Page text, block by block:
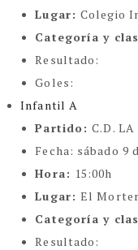
Lugar:Colegio
Categoría y
Resultado:
Goles:
Infantil A
Partido:C.D.
Fecha: sábado 9
Hora: 15:00h
Lugar:El
Categoría y
Resultado: